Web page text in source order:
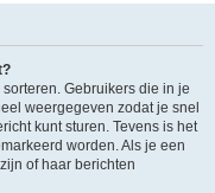
Gebruikers die in je
weergegeven zodat je snel
kunt sturen. Tevens is het
worden. Als je een
of haar berichten